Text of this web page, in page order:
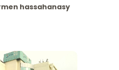
hassahanasy